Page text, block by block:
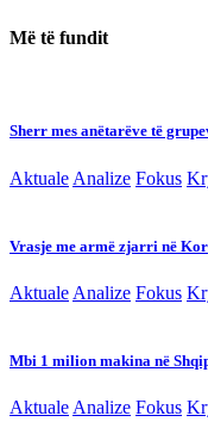
Më të fundit
Sherr mes anëtarëve të
Aktuale Analize Fokus
Vrasje me armë zjarri në
Aktuale Analize Fokus
Mbi 1 milion makina në
Aktuale Analize Fokus